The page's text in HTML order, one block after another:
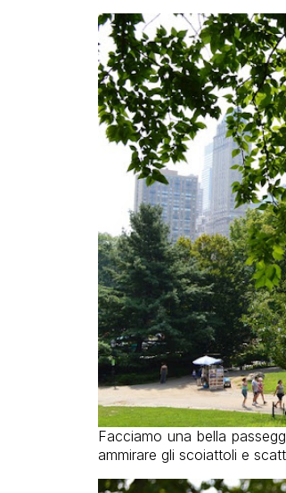
Facciamo una bella
ammirare gli scoiattoli e